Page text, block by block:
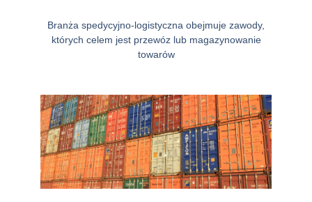
Branża spedycyjno-logistyczna obejmuje zawody,
których celem jest przewóz lub magazynowanie
towarów